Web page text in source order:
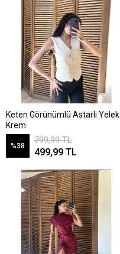
Keten Görünümlü Astarlı Yelek
Krem
%38
799,99 TL
499,99 TL